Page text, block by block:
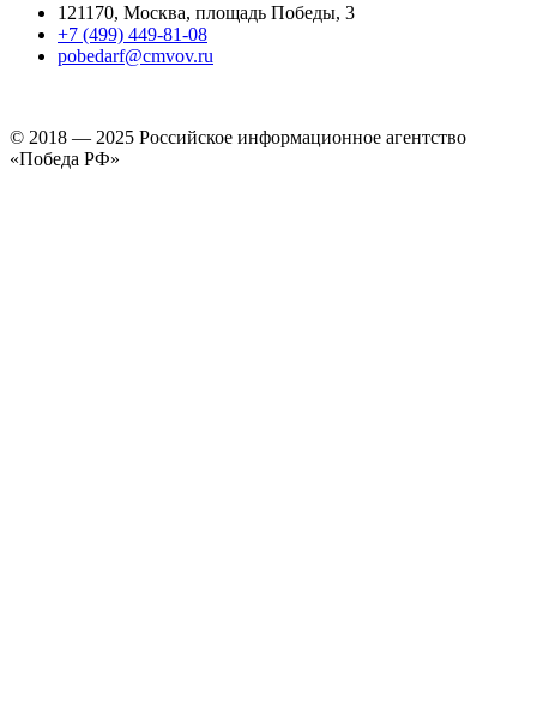
121170, Москва, площадь Победы, 3
+7 (499) 449-81-08
pobedarf@cmvov.ru
© 2018 — 2025 Российское информационное агентство
«Победа РФ»